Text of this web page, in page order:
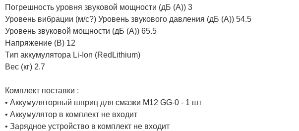
Погрешность уровня звуковой мощности (дБ (А)) 3
Уровень вибрации (м/с?) Уровень звукового давления (дБ (А)) 54.5
Уровень звуковой мощности (дБ (А)) 65.5
Напряжение (В) 12
Тип аккумулятора Li-Ion (RedLithium)
Вес (кг) 2.7
Комплект поставки :
• Аккумуляторный шприц для смазки M12 GG-0 - 1 шт
• Аккумулятор в комплект не входит
• Зарядное устройство в комплект не входит